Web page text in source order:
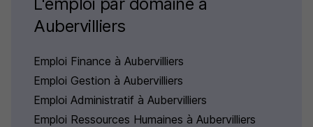
Aubervilliers
Emploi Finance à Aubervilliers
Emploi Gestion à Aubervilliers
Emploi Administratif à Aubervilliers
Emploi Ressources Humaines à Aubervilliers